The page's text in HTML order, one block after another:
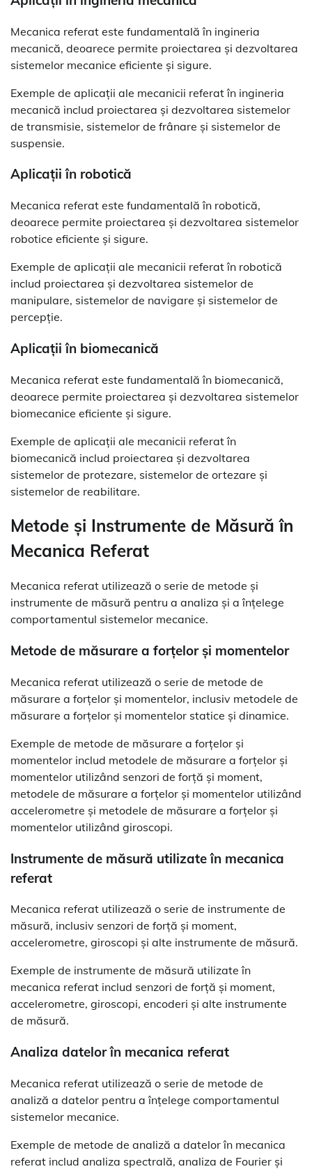
Mecanica referat este fundamentală în ingineria
mecanică, deoarece permite proiectarea și dezvoltarea
sistemelor mecanice eficiente și sigure.
Exemple de aplicații ale mecanicii referat în ingineria
mecanică includ proiectarea și dezvoltarea sistemelor
de transmisie, sistemelor de frânare și sistemelor de
suspensie.
Aplicații în robotică
Mecanica referat este fundamentală în robotică,
deoarece permite proiectarea și dezvoltarea sistemelor
robotice eficiente și sigure.
Exemple de aplicații ale mecanicii referat în robotică
includ proiectarea și dezvoltarea sistemelor de
manipulare, sistemelor de navigare și sistemelor de
percepție.
Aplicații în biomecanică
Mecanica referat este fundamentală în biomecanică,
deoarece permite proiectarea și dezvoltarea sistemelor
biomecanice eficiente și sigure.
Exemple de aplicații ale mecanicii referat în
biomecanică includ proiectarea și dezvoltarea
sistemelor de protezare, sistemelor de ortezare și
sistemelor de reabilitare.
Metode și Instrumente de Măsură în
Mecanica Referat
Mecanica referat utilizează o serie de metode și
instrumente de măsură pentru a analiza și a înțelege
comportamentul sistemelor mecanice.
Metode de măsurare a forțelor și momentelor
Mecanica referat utilizează o serie de metode de
măsurare a forțelor și momentelor, inclusiv metodele de
măsurare a forțelor și momentelor statice și dinamice.
Exemple de metode de măsurare a forțelor și
momentelor includ metodele de măsurare a forțelor și
momentelor utilizând senzori de forță și moment,
metodele de măsurare a forțelor și momentelor utilizând
accelerometre și metodele de măsurare a forțelor și
momentelor utilizând giroscopi.
Instrumente de măsură utilizate în mecanica
referat
Mecanica referat utilizează o serie de instrumente de
măsură, inclusiv senzori de forță și moment,
accelerometre, giroscopi și alte instrumente de măsură.
Exemple de instrumente de măsură utilizate în
mecanica referat includ senzori de forță și moment,
accelerometre, giroscopi, encoderi și alte instrumente
de măsură.
Analiza datelor în mecanica referat
Mecanica referat utilizează o serie de metode de
analiză a datelor pentru a înțelege comportamentul
sistemelor mecanice.
Exemple de metode de analiză a datelor în mecanica
referat includ analiza spectrală, analiza de Fourier și